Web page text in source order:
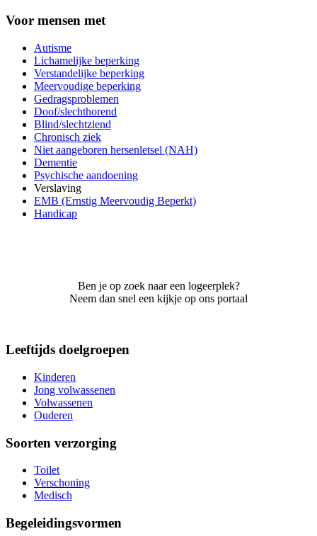
Voor mensen met
Autisme
Lichamelijke beperking
Verstandelijke beperking
Meervoudige beperking
Gedragsproblemen
Doof/slechthorend
Blind/slechtziend
Chronisch ziek
Niet aangeboren hersenletsel (NAH)
Dementie
Psychische aandoening
Verslaving
EMB (Ernstig Meervoudig Beperkt)
Handicap
Ben je op zoek naar een logeerplek?
Neem dan snel een kijkje op ons portaal
Leeftijds doelgroepen
Kinderen
Jong volwassenen
Volwassenen
Ouderen
Soorten verzorging
Toilet
Verschoning
Medisch
Begeleidingsvormen